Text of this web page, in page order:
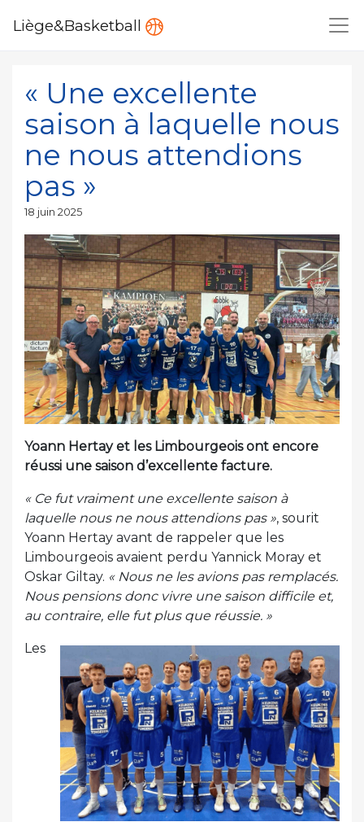
Liège&Basketball
« Une excellente
saison à laquelle nous
ne nous attendions
pas »
Publié
18 juin 2025
Yoann Hertay et les Limbourgeois ont encore
réussi une saison d’excellente facture.
« Ce fut vraiment une excellente saison à
laquelle nous ne nous attendions pas », sourit
Yoann Hertay avant de rappeler que les
Limbourgeois avaient perdu Yannick Moray et
Oskar Giltay. « Nous ne les avions pas remplacés.
Nous pensions donc vivre une saison difficile et,
au contraire, elle fut plus que réussie. »
Les